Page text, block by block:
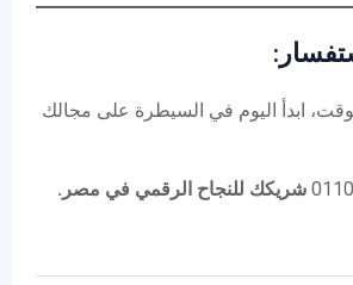
ابدأ اليوم في السيطرة على مجالك
شريكك للنجاح الرقمي في مصر.